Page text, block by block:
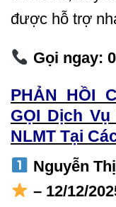
được hỗ trợ
Gọi ngay:
PHẢN HỒI
GỌI Dịch
NLMT Tại
Nguyễn
– 12/12/